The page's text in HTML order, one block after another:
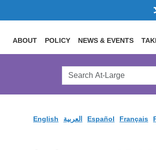
ABOUT POLICY NEWS & EVENTS
Search
AtLarge
English العربية Español Français